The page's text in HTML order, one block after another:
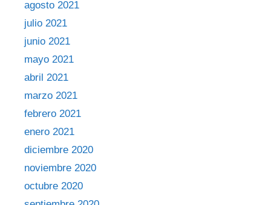
agosto 2021
julio 2021
junio 2021
mayo 2021
abril 2021
marzo 2021
febrero 2021
enero 2021
diciembre 2020
noviembre 2020
octubre 2020